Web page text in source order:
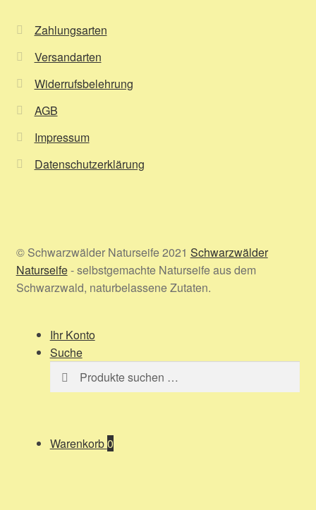
Zahlungsarten
Versandarten
Widerrufsbelehrung
AGB
Impressum
Datenschutzerklärung
© Schwarzwälder Naturseife 2021 Schwarzwälder
Naturseife- selbstgemachte Naturseife aus dem
Schwarzwald, naturbelassene Zutaten.
Ihr Konto
Suche
Suchen
nach:
Suchen
Warenkorb0